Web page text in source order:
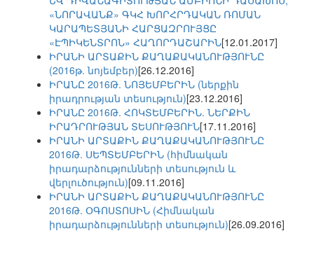
«ՆՈՐԱՎԱՆՔ» ԳԿՀ ԽՈՐՀՐԴԱԿԱՆ ՌՈՄԱՆ
ԿԱՐԱՊԵՏՅԱՆԻ ՀԱՐՑԱԶՐՈՒՅՑԸ
«ԷՊԻԿԵՆՏՐՈՆ» ՀԱՂՈՐԴԱՇԱՐԻՆ[12.01.2017]
ԻՐԱՆԻ ԱՐՏԱՔԻՆ ՔԱՂԱՔԱԿԱՆՈՒԹՅՈՒՆԸ
(2016թ. նոյեմբեր)[26.12.2016]
ԻՐԱՆԸ 2016Թ. ՆՈՅԵՄԲԵՐԻՆ (ներքին
իրադրության տեսություն)[23.12.2016]
ԻՐԱՆԸ 2016Թ. ՀՈԿՏԵՄԲԵՐԻՆ. ՆԵՐՔԻՆ
ԻՐԱԴՐՈՒԹՅԱՆ ՏԵՍՈՒԹՅՈՒՆ[17.11.2016]
ԻՐԱՆԻ ԱՐՏԱՔԻՆ ՔԱՂԱՔԱԿԱՆՈՒԹՅՈՒՆԸ
2016Թ. ՍԵՊՏԵՄԲԵՐԻՆ (հիմնական
իրադարձությունների տեսություն և
վերլուծություն)[09.11.2016]
ԻՐԱՆԻ ԱՐՏԱՔԻՆ ՔԱՂԱՔԱԿԱՆՈՒԹՅՈՒՆԸ
2016Թ. ՕԳՈՍՏՈՍԻՆ (Հիմնական
իրադարձությունների տեսություն)[26.09.2016]